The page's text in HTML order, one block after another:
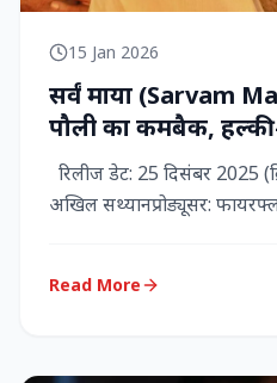
15 Jan 2026
सर्वं माया (Sarvam
पौली का कमबैक,
कॉमेडी जो दिल को छू
रिलीज डेट: 25 दिसंबर 2025
अखिल सथ्यानप्रोड्यूसर:
Read More